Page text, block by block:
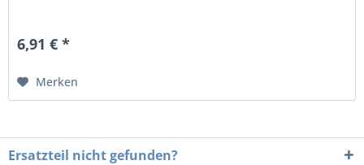
6,91 € *
Merken
Ersatzteil nicht gefunden?